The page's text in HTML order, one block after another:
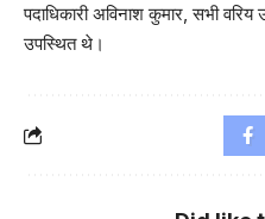
पदाधिकारी अविनाश कुमार, सभी वरिय
उपस्थित थे।